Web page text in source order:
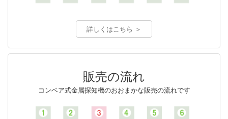
詳しくはこちら ＞
販売の流れ
コンベア式金属探知機のおおまかな販売の流れです